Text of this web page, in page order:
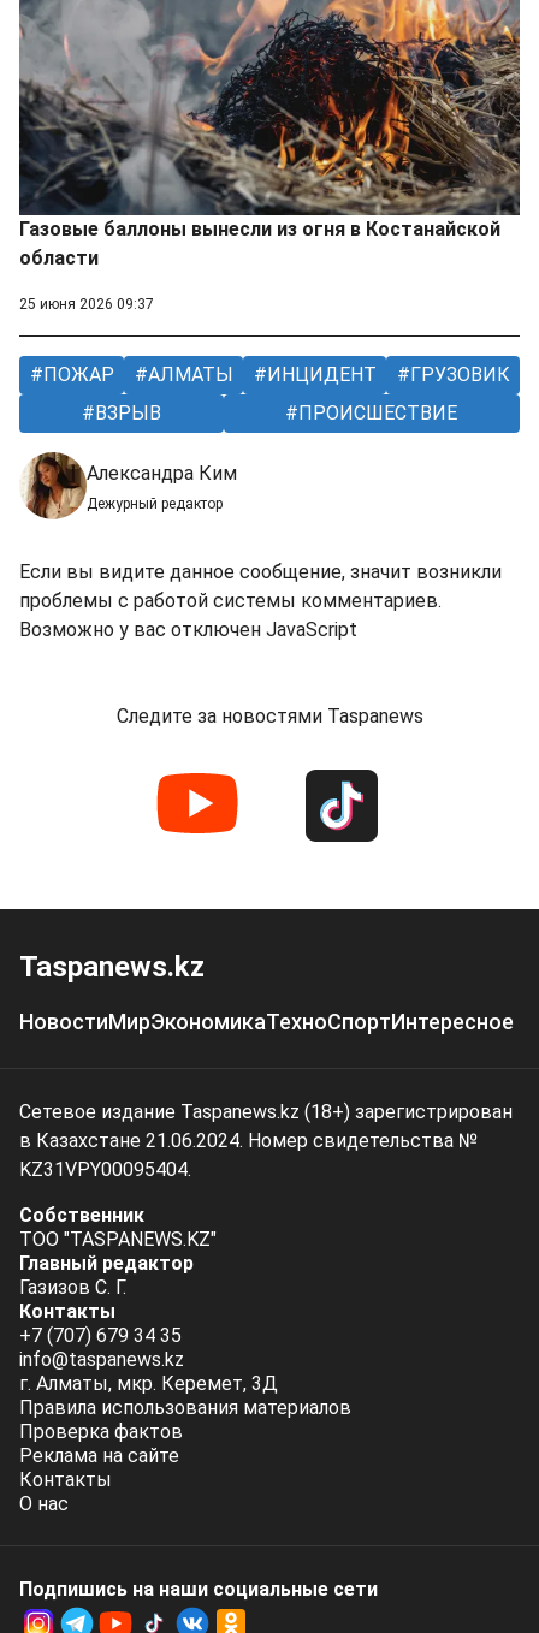
Газовые баллоны вынесли из огня в Костанайской
области
25 июня 2026 09:37
ПОЖАР АЛМАТЫ ИНЦИДЕНТ
ГРУЗОВИК
ВЗРЫВ
ПРОИСШЕСТВИЕ
Александра Ким
Дежурный редактор
Если вы видите данное сообщение, значит возникли
проблемы с работой системы комментариев.
Возможно у вас отключен JavaScript
Следите за новостями Taspanews
Taspanews.kz
НовостиМирЭкономикаТехноСпортИнтересное
Сетевое издание Taspanews.kz (18+) зарегистрирован
в Казахстане 21.06.2024. Номер свидетельства №
KZ31VPY00095404.
Собственник
ТОО "TASPANEWS.KZ"
Главный редактор
Газизов С. Г.
Контакты
+7 (707) 679 34 35
info@taspanews.kz
г. Алматы, мкр. Керемет, 3Д
Правила использования материалов
Проверка фактов
Реклама на сайте
Контакты
О нас
Подпишись на наши социальные cети